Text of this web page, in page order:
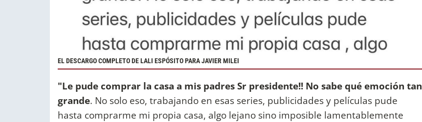
EL DESCARGO COMPLETO DE LALI ESPÓSITO PARA JAVIER MILEI
"Le pude comprar la casa a mis padres Sr presidente!! No sabe qué emoción tan
grande. No solo eso, trabajando en esas series, publicidades y películas pude
hasta comprarme mi propia casa, algo lejano sino imposible lamentablemente